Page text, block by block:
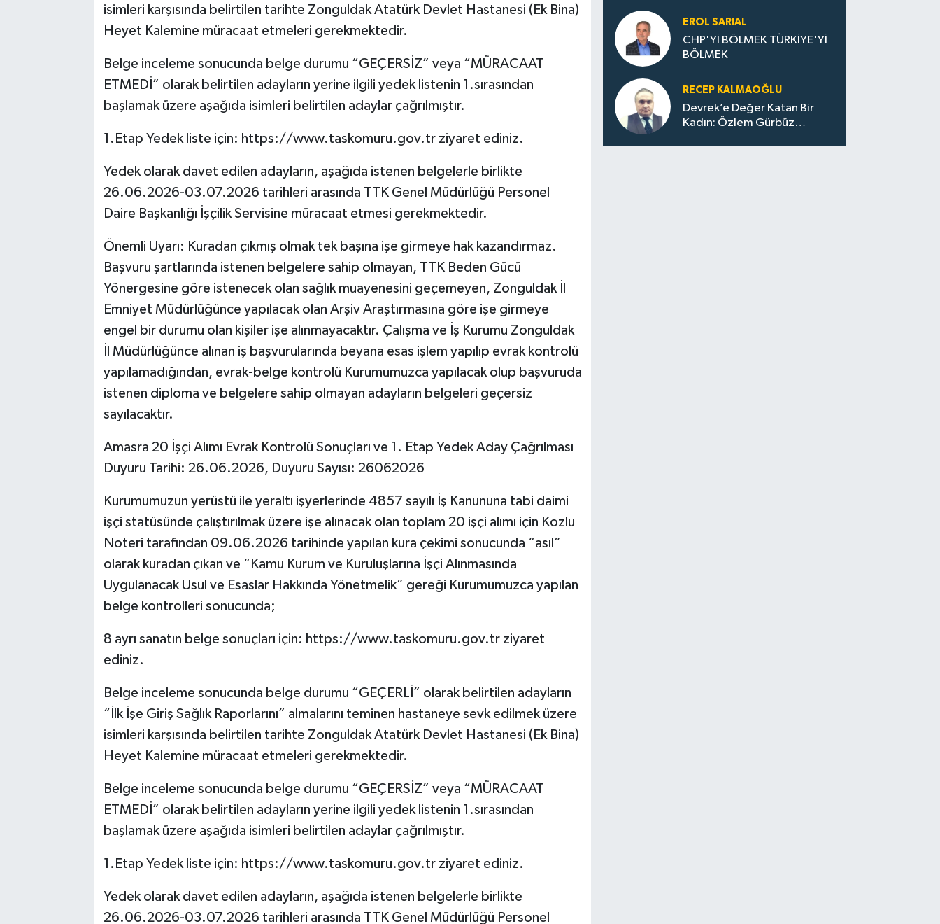
isimleri karşısında belirtilen tarihte Zonguldak Atatürk Devlet Hastanesi (Ek Bina)
Heyet Kalemine müracaat etmeleri gerekmektedir.
Belge inceleme sonucunda belge durumu “GEÇERSİZ” veya “MÜRACAAT
ETMEDİ” olarak belirtilen adayların yerine ilgili yedek listenin 1.sırasından
başlamak üzere aşağıda isimleri belirtilen adaylar çağrılmıştır.
1.Etap Yedek liste için: https://www.taskomuru.gov.tr ziyaret ediniz.
Yedek olarak davet edilen adayların, aşağıda istenen belgelerle birlikte
26.06.2026-03.07.2026 tarihleri arasında TTK Genel Müdürlüğü Personel
Daire Başkanlığı İşçilik Servisine müracaat etmesi gerekmektedir.
Önemli Uyarı: Kuradan çıkmış olmak tek başına işe girmeye hak kazandırmaz.
Başvuru şartlarında istenen belgelere sahip olmayan, TTK Beden Gücü
Yönergesine göre istenecek olan sağlık muayenesini geçemeyen, Zonguldak İl
Emniyet Müdürlüğünce yapılacak olan Arşiv Araştırmasına göre işe girmeye
engel bir durumu olan kişiler işe alınmayacaktır. Çalışma ve İş Kurumu Zonguldak
İl Müdürlüğünce alınan iş başvurularında beyana esas işlem yapılıp evrak kontrolü
yapılamadığından, evrak-belge kontrolü Kurumumuzca yapılacak olup başvuruda
istenen diploma ve belgelere sahip olmayan adayların belgeleri geçersiz
sayılacaktır.
Amasra 20 İşçi Alımı Evrak Kontrolü Sonuçları ve 1. Etap Yedek Aday Çağrılması
Duyuru Tarihi: 26.06.2026, Duyuru Sayısı: 26062026
Kurumumuzun yerüstü ile yeraltı işyerlerinde 4857 sayılı İş Kanununa tabi daimi
işçi statüsünde çalıştırılmak üzere işe alınacak olan toplam 20 işçi alımı için Kozlu
Noteri tarafından 09.06.2026 tarihinde yapılan kura çekimi sonucunda “asıl”
olarak kuradan çıkan ve “Kamu Kurum ve Kuruluşlarına İşçi Alınmasında
Uygulanacak Usul ve Esaslar Hakkında Yönetmelik” gereği Kurumumuzca yapılan
belge kontrolleri sonucunda;
8 ayrı sanatın belge sonuçları için: https://www.taskomuru.gov.tr ziyaret
ediniz.
Belge inceleme sonucunda belge durumu “GEÇERLİ” olarak belirtilen adayların
“İlk İşe Giriş Sağlık Raporlarını” almalarını teminen hastaneye sevk edilmek üzere
isimleri karşısında belirtilen tarihte Zonguldak Atatürk Devlet Hastanesi (Ek Bina)
Heyet Kalemine müracaat etmeleri gerekmektedir.
Belge inceleme sonucunda belge durumu “GEÇERSİZ” veya “MÜRACAAT
ETMEDİ” olarak belirtilen adayların yerine ilgili yedek listenin 1.sırasından
başlamak üzere aşağıda isimleri belirtilen adaylar çağrılmıştır.
1.Etap Yedek liste için: https://www.taskomuru.gov.tr ziyaret ediniz.
Yedek olarak davet edilen adayların, aşağıda istenen belgelerle birlikte
26.06.2026-03.07.2026 tarihleri arasında TTK Genel Müdürlüğü Personel
EROL SARIAL
CHP'Yİ BÖLMEK TÜRKİYE'Yİ
BÖLMEK
RECEP KALMAOĞLU
Devrek’e Değer Katan Bir
Kadın: Özlem Gürbüz